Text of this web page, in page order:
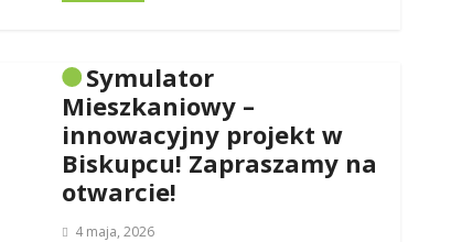
Symulator
Mieszkaniowy –
innowacyjny projekt w
Biskupcu! Zapraszamy na
otwarcie!
4 maja, 2026